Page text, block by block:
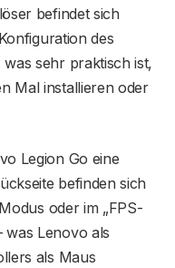
befindet sich
des
sehr praktisch ist,
Mal installieren oder
Legion Go eine
befinden sich
oder im „FPS-
was Lenovo als
als Maus